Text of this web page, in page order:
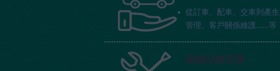
從訂車、配車、交車到產
管理、客戶關係維護……等
維修紀錄回溯